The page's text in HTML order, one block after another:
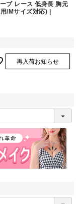
ブ レース 低身長 胸元
/Mサイズ対応) |
再入荷お知らせ